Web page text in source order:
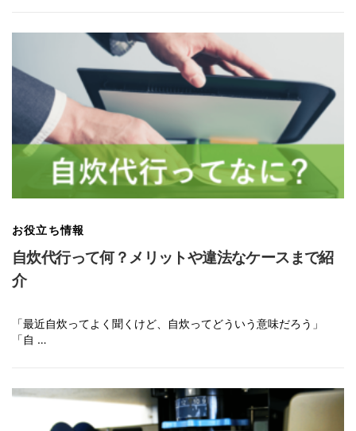
お役立ち情報
自炊代行って何？メリットや違法なケースまで紹
介
「最近自炊ってよく聞くけど、自炊ってどういう意味だろう」
「自 …